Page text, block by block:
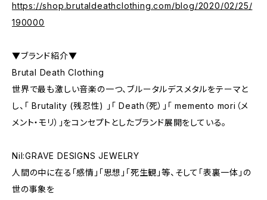
https://shop.brutaldeathclothing.com/blog/2020/02/25/
190000
▼ブランド紹介▼
Brutal Death Clothing
世界で最も激しい音楽の一つ、ブルータルデスメタルをテーマと
し、「 Brutality (残忍性) 」「 Death（死）」「 memento mori（メ
メント・モリ）」をコンセプトとしたブランド展開をしている。
Nil:GRAVE DESIGNS JEWELRY
人間の中に在る「感情」「思想」「死生観」等、そして「表裏一体」の
世の事象を